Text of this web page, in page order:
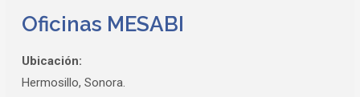
Oficinas MESABI
Ubicación:
Hermosillo, Sonora.